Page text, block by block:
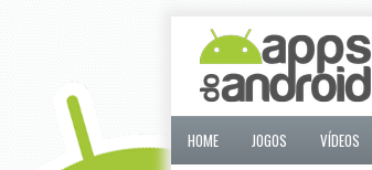
HOME JOGOS VÍDEOS